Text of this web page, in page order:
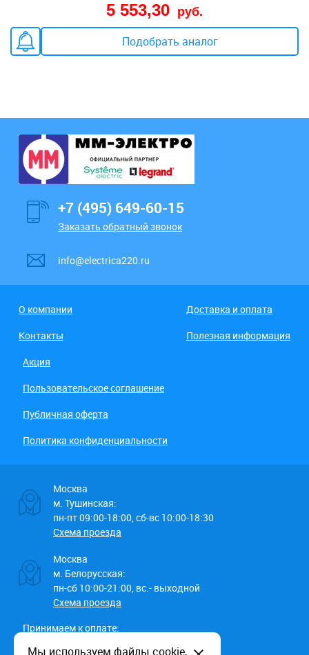
5 553,30 руб.
Подобрать аналог
+7 (495) 649-60-15
Заказать обратный звонок
info@electrica220.ru
О компании
Доставка и оплата
Контакты
Полезная информация
Акция
Пользовательское соглашение
Публичная оферта
Политика конфиденциальности
Москва
м. Тушинская:
пн-пт 09:00-18:00, сб-вс 10:00-18:30
Схема проезда
Москва
м. Белорусская:
пн-сб 10:00-21:00, вс.- выходной
Схема проезда
Принимаем к оплате:
Мы используем файлы cookie,